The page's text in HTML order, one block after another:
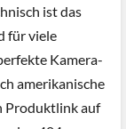
ist das
für viele
Kamera-
amerikanische
Produktlink auf